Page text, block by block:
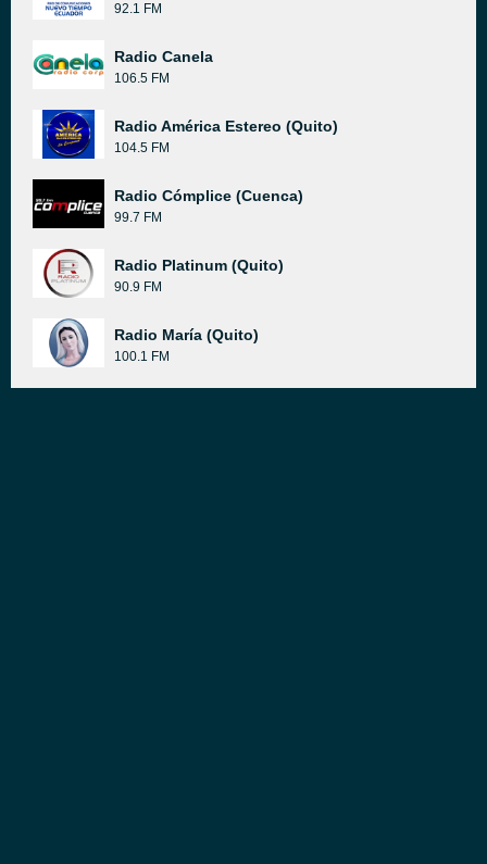
92.1 FM
Radio Canela
106.5 FM
Radio América Estereo (Quito)
104.5 FM
Radio Cómplice (Cuenca)
99.7 FM
Radio Platinum (Quito)
90.9 FM
Radio María (Quito)
100.1 FM